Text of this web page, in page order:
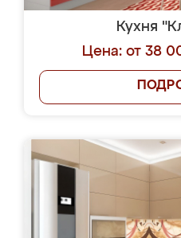
Кухня
Цена: от 38